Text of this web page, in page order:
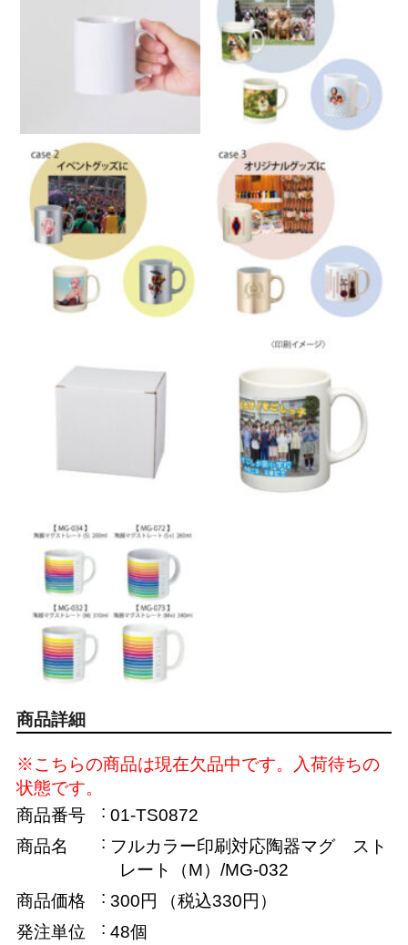
商品詳細
※こちらの商品は現在欠品中です。入荷待ちの
状態です。
商品番号
01-TS0872
商品名
フルカラー印刷対応陶器マグ スト
レート（M）/MG-032
商品価格
300円
（税込330円）
発注単位
48個